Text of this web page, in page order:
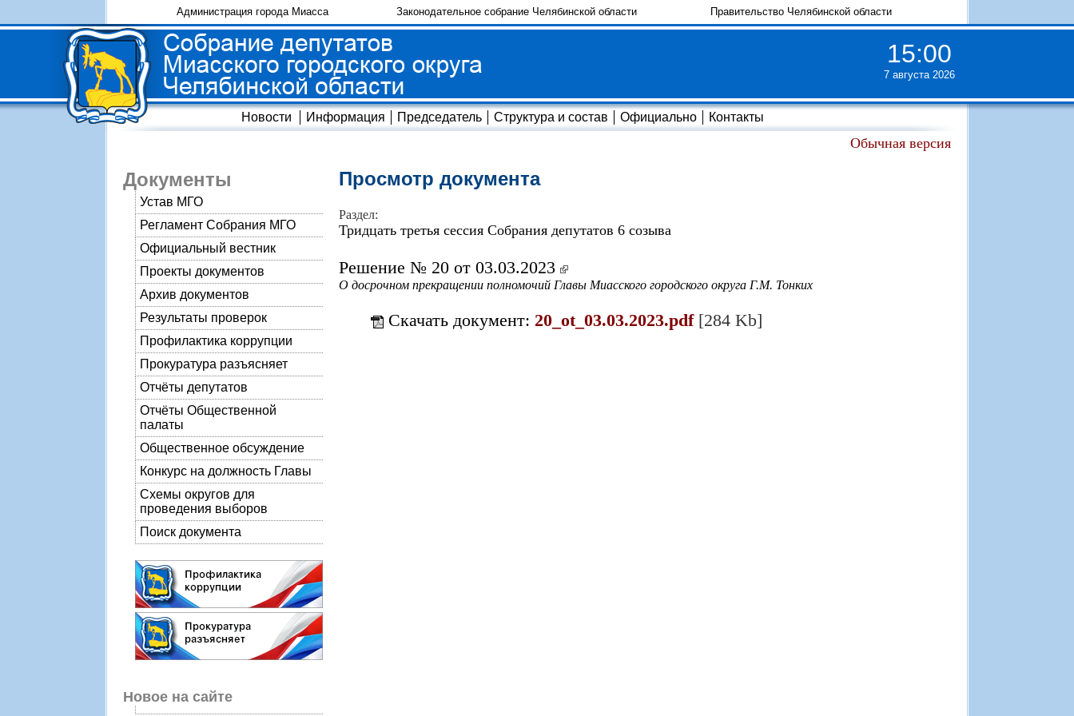
Администрация города Миасса Законодательное собрание Челябинской области Правительство Челябинской области
15:00
7 августа 2026
Новости Информация Председатель Структура и состав Официально Контакты
Обычная версия
Документы
Устав МГО
Регламент Собрания МГО
Официальный вестник
Проекты документов
Архив документов
Результаты проверок
Профилактика коррупции
Прокуратура разъясняет
Отчёты депутатов
Отчёты Общественной
палаты
Общественное обсуждение
Конкурс на должность Главы
Схемы округов для
проведения выборов
Поиск документа
Новое на сайте
Просмотр документа
Раздел:
Тридцать третья сессия Собрания депутатов 6 созыва
Решение № 20 от 03.03.2023
О досрочном прекращении полномочий Главы Миасского городского округа Г.М. Тонких
Скачать документ: 20_ot_03.03.2023.pdf [284 Kb]